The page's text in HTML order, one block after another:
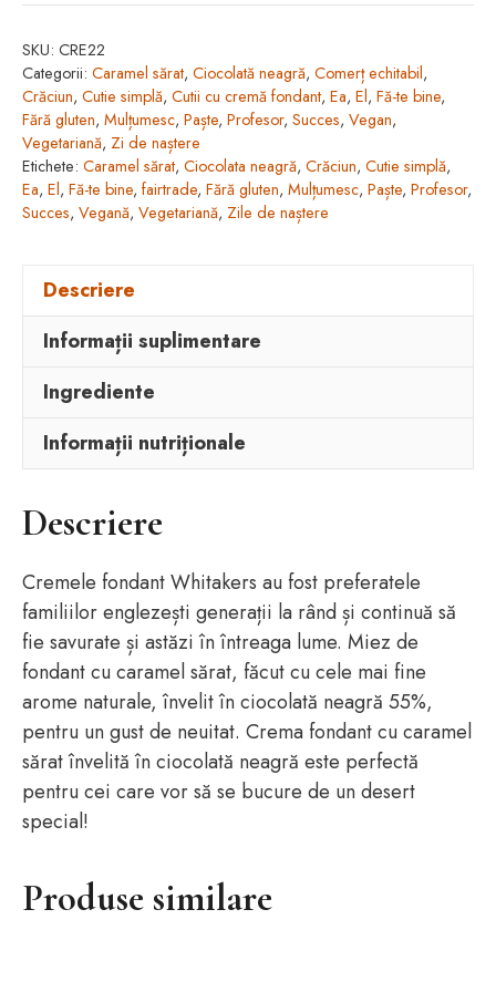
învelită
în
ciocolată
neagră
(150g/15
SKU: CRE22
Categorii: Caramel sărat, Ciocolată neagră, Comerț echitabil,
Crăciun, Cutie simplă, Cutii cu cremă fondant, Ea, El, Fă-te bine,
Fără gluten, Mulțumesc, Paște, Profesor, Succes, Vegan,
Vegetariană, Zi de naștere
Etichete: Caramel sărat, Ciocolata neagră, Crăciun, Cutie simplă,
Ea, El, Fă-te bine, fairtrade, Fără gluten, Mulțumesc, Paște, Profesor,
Succes, Vegană, Vegetariană, Zile de naștere
Descriere
Informații suplimentare
Ingrediente
Informații nutriționale
Descriere
Cremele fondant Whitakers au fost preferatele
familiilor englezești generații la rând și continuă să
fie savurate și astăzi în întreaga lume. Miez de
fondant cu caramel sărat, făcut cu cele mai fine
arome naturale, învelit în ciocolată neagră 55%,
pentru un gust de neuitat. Crema fondant cu caramel
sărat învelită în ciocolată neagră este perfectă
pentru cei care vor să se bucure de un desert
special!
Produse similare